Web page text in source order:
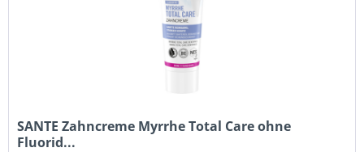
SANTE Zahncreme Myrrhe Total Care ohne
Fluorid...